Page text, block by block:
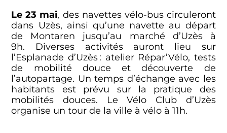
Le 23 mai, des navettes vélo-bus circuleront
dans Uzès, ainsi qu’une navette au départ
de Montaren jusqu’au marché d’Uzès à
9h. Diverses activités auront lieu sur
l’Esplanade d’Uzès: atelier Répar’Vélo, tests
de mobilité douce et découverte de
l’autopartage. Un temps d’échange avec les
habitants est prévu sur la pratique des
mobilités douces. Le Vélo Club d’Uzès
organise un tour de la ville à vélo à 11h.